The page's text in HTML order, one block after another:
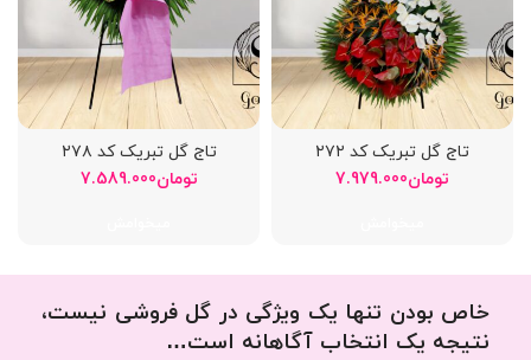
تاج گل تبریک کد ۲۷۲
تومان7.979.000
تاج گل تبریک کد ۲۷۸
تومان7.589.000
خاص بودن تنها یک ویژگی در گل فروشی نیست،
نتیجه یک انتخاب آگاهانه است…